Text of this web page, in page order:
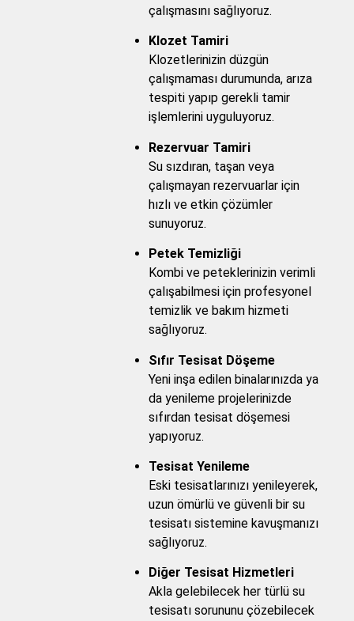
çalışmasını sağlıyoruz.
Klozet Tamiri
Klozetlerinizin düzgün
çalışmaması durumunda, arıza
tespiti yapıp gerekli tamir
işlemlerini uyguluyoruz.
Rezervuar Tamiri
Su sızdıran, taşan veya
çalışmayan rezervuarlar için
hızlı ve etkin çözümler
sunuyoruz.
Petek Temizliği
Kombi ve peteklerinizin verimli
çalışabilmesi için profesyonel
temizlik ve bakım hizmeti
sağlıyoruz.
Sıfır Tesisat Döşeme
Yeni inşa edilen binalarınızda ya
da yenileme projelerinizde
sıfırdan tesisat döşemesi
yapıyoruz.
Tesisat Yenileme
Eski tesisatlarınızı yenileyerek,
uzun ömürlü ve güvenli bir su
tesisatı sistemine kavuşmanızı
sağlıyoruz.
Diğer Tesisat Hizmetleri
Akla gelebilecek her türlü su
tesisatı sorununu çözebilecek